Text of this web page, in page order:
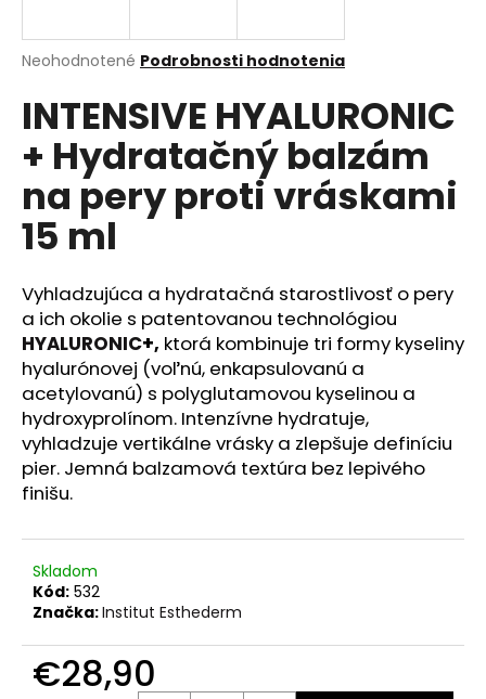
Priemerné
produktu
0,0
z
5
hviezdičiek.
Neohodnotené Podrobnosti hodnotenia
INTENSIVE HYALURONIC
+ Hydratačný balzám
na pery proti vráskami
15 ml
Vyhladzujúca a hydratačná starostlivosť o pery
a ich okolie s patentovanou technológiou
HYALURONIC+, ktorá kombinuje tri formy kyseliny
hyalurónovej (voľnú, enkapsulovanú a
acetylovanú) s polyglutamovou kyselinou a
hydroxyprolínom. Intenzívne hydratuje,
vyhladzuje vertikálne vrásky a zlepšuje definíciu
pier. Jemná balzamová textúra bez lepivého
finišu.
Skladom
Kód: 532
Značka:Institut Esthederm
€28,90
M
j
ť
?
O
d
p
o
r
ú
č
m
e
INTENSIVE
PRO-
COLLAGEN+
SERUM